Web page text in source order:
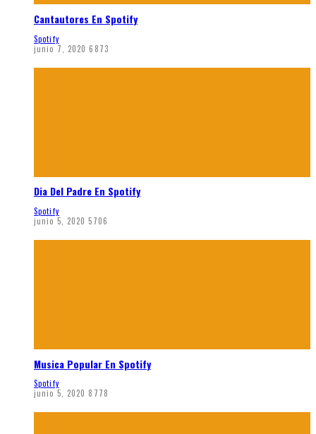
Cantautores En Spotify
Spotify
junio 7, 2020 6873
Dia Del Padre En Spotify
Spotify
junio 5, 2020 5706
Musica Popular En Spotify
Spotify
junio 5, 2020 8778